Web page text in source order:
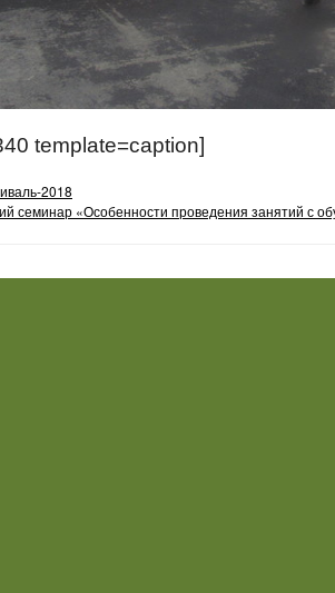
template=caption]
2018
семинар «Особенности проведения занятий с